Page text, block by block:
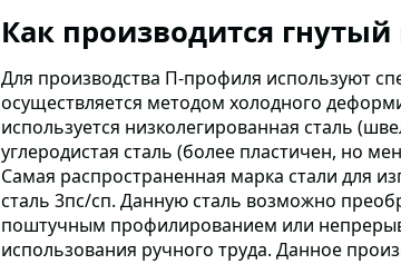
Как производится
Для производства П-профиля используют
осуществляется методом холодного
используется низколегированная сталь
углеродистая сталь (более пластичен, но
Самая распространенная марка стали для
сталь 3пс/сп. Данную сталь возможно
поштучным профилированием или
использования ручного труда. Данное